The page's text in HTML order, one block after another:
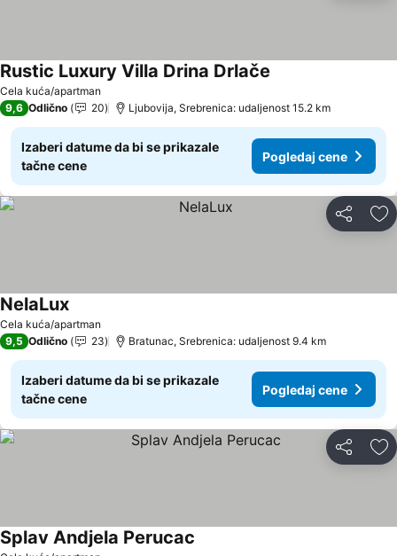
Cela kuća/apartman
Rustic Luxury Villa Drina Drlače
9,6 Odlično 20 Ljubovija, Srebrenica: udaljenost 15.2 km
Izaberi datume da bi se prikazale
tačne cene
Pogledaj cene
Deli
Cela kuća/apartman
NelaLux
9,5 Odlično 23 Bratunac, Srebrenica: udaljenost 9.4 km
Izaberi datume da bi se prikazale
tačne cene
Pogledaj cene
Deli
Splav Andjela Perucac